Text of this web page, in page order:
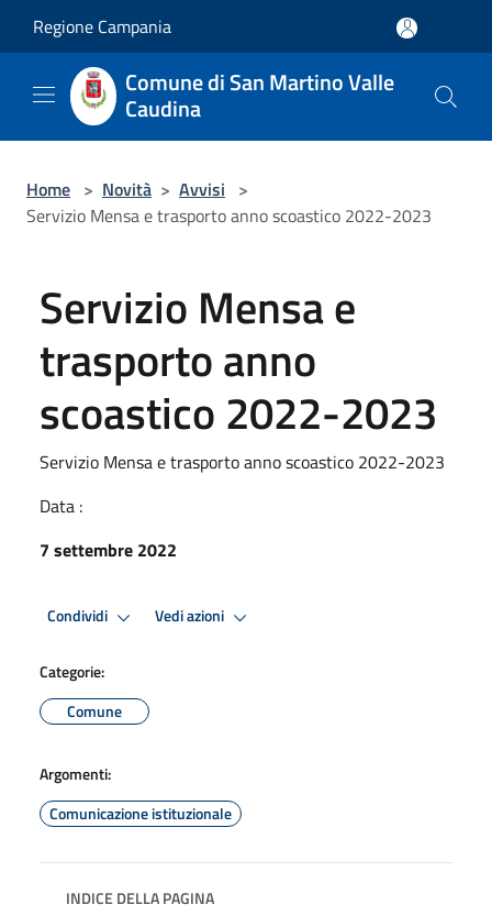
Regione Campania
Comune di San Martino Valle
Caudina
Home > Novità > Avvisi >
Servizio Mensa e trasporto anno scoastico 2022-2023
Servizio Mensa e
trasporto anno
scoastico 2022-2023
Servizio Mensa e trasporto anno scoastico 2022-2023
Data :
7 settembre 2022
Condividi Vedi azioni
Categorie:
Comune
Argomenti:
Comunicazione istituzionale
INDICE DELLA PAGINA